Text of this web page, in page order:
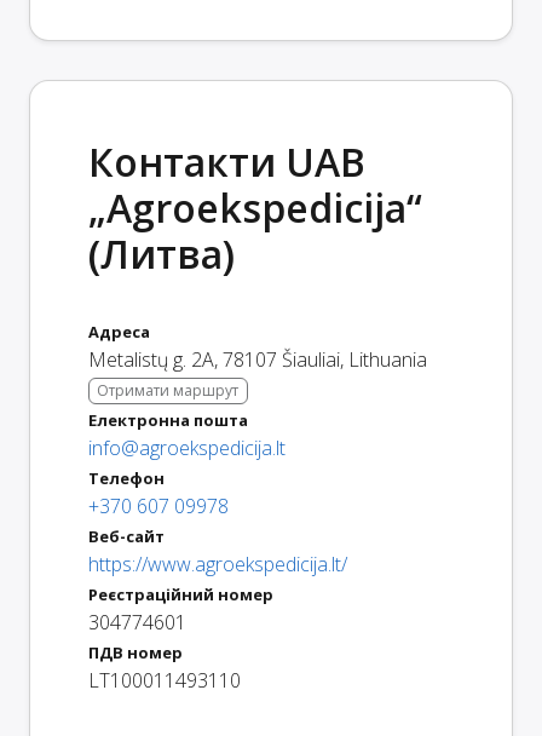
Контакти UAB
„Agroekspedicija“
(Литва)
Адреса
Metalistų g. 2A,78107 Šiauliai, Lithuania
Отримати маршрут
Електронна пошта
info@agroekspedicija.lt
Телефон
+370 607 09978
Веб-сайт
https://www.agroekspedicija.lt/
Реєстраційний номер
304774601
ПДВ номер
LT100011493110